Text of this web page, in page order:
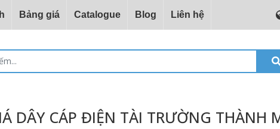
Bảng giá Catalogue Blog Liên hệ
DÂY CÁP ĐIỆN TÀI TRƯỜNG THÀNH